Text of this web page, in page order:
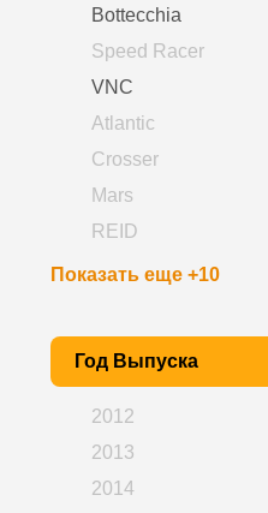
Bottecchia
Speed Racer
VNC
Atlantic
Crosser
Mars
REID
Показать еще +10
Год Выпуска
2012
2013
2014